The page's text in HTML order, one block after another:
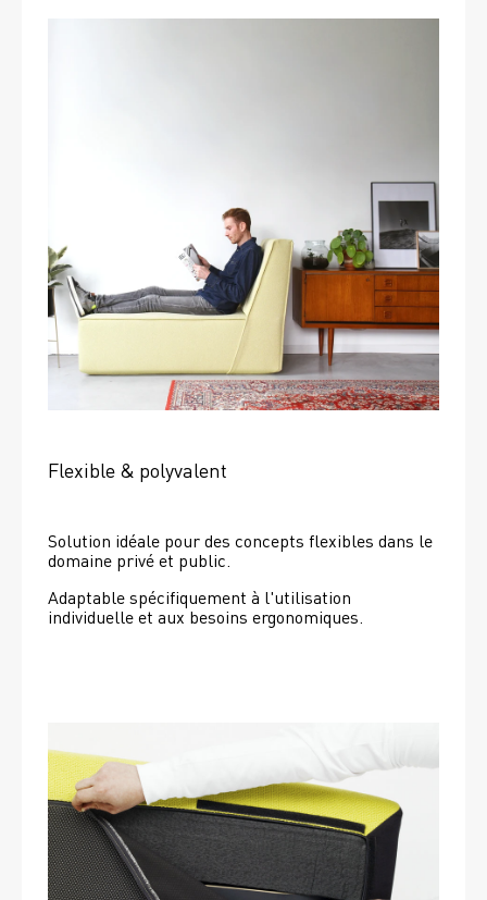
Flexible & polyvalent
Solution idéale pour des concepts flexibles dans le
domaine privé et public.
Adaptable spécifiquement à l'utilisation
individuelle et aux besoins ergonomiques.